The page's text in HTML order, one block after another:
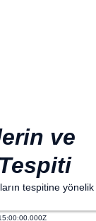
ve
tespitine yönelik